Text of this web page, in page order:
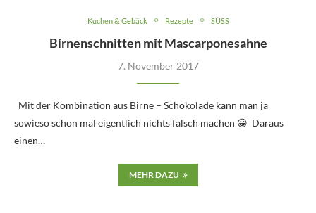
Kuchen & Gebäck Rezepte SÜSS
Birnenschnitten mit Mascarponesahne
7. November 2017
Mit der Kombination aus Birne – Schokolade kann man ja
sowieso schon mal eigentlich nichts falsch machen 😀 Daraus
einen…
MEHR DAZU